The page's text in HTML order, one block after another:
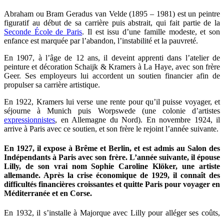
Abraham ou Bram Geradus van Velde (1895 – 1981) est un peintre
figuratif au début de sa carrière puis abstrait, qui fait partie de la
Seconde École de Paris. Il est issu d’une famille modeste, et son
enfance est marquée par l’abandon, l’instabilité et la pauvreté.
En 1907, à l’âge de 12 ans, il deveint apprenti dans l’atelier de
peinture et décoration Schaijk & Kramers à La Haye, avec son frère
Geer. Ses employeurs lui accordent un soutien financier afin de
propulser sa carrière artistique.
En 1922, Kramers lui verse une rente pour qu’il puisse voyager, et
séjourne à Munich puis Worpswede (une colonie d’artistes
expressionnistes, en Allemagne du Nord). En novembre 1924, il
arrive à Paris avec ce soutien, et son frère le rejoint l’année suivante.
En 1927, il expose à Brême et Berlin, et est admis au Salon des
Indépendants à Paris avec son frère. L’année suivante, il épouse
Lilly, de son vrai nom Sophie Caroline Klöker, une artiste
allemande. Après la crise économique de 1929, il connaît des
difficultés financières croissantes et quitte Paris pour voyager en
Méditerranée et en Corse.
En 1932, il s’installe à Majorque avec Lilly pour alléger ses coûts,